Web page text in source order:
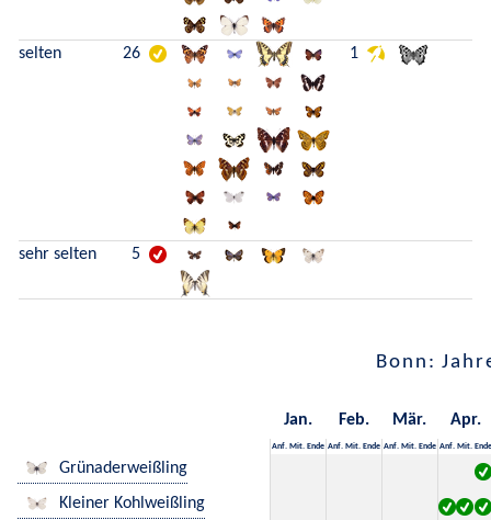
selten 26 1
sehr selten 5
Bonn:
Jan. Feb. Mär. Apr.
Anf. Mit. Ende Anf. Mit. Ende Anf. Mit. Ende Anf. Mit. Ende
Grünaderweißling
Kleiner Kohlweißling